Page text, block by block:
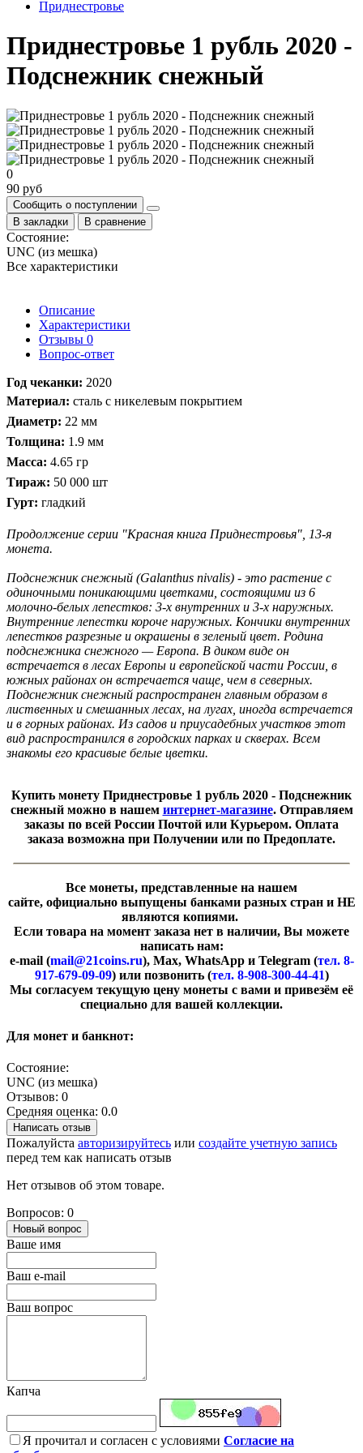
Приднестровье
Приднестровье 1 рубль 2020 -
Подснежник снежный
0
90 руб
Сообщить о поступлении
В закладки
В сравнение
Состояние:
UNC (из мешка)
Все характеристики
Описание
Характеристики
Отзывы 0
Вопрос-ответ
Год чеканки: 2020
Материал: сталь с никелевым покрытием
Диаметр: 22 мм
Толщина: 1.9 мм
Масса: 4.65 гр
Тираж: 50 000 шт
Гурт: гладкий
Продолжение серии "Красная книга Приднестровья", 13-я
монета.
Подснежник снежный (Galanthus nivalis) - это растение с
одиночными поникающими цветками, состоящими из 6
молочно-белых лепестков: 3-х внутренних и 3-х наружных.
Внутренние лепестки короче наружных. Кончики внутренних
лепестков разрезные и окрашены в зеленый цвет. Родина
подснежника снежного — Европа. В диком виде он
встречается в лесах Европы и европейской части России, в
южных районах он встречается чаще, чем в северных.
Подснежник снежный распространен главным образом в
лиственных и смешанных лесах, на лугах, иногда встречается
и в горных районах. Из садов и приусадебных участков этот
вид распространился в городских парках и скверах. Всем
знакомы его красивые белые цветки.
Купить монету Приднестровье 1 рубль 2020 - Подснежник
снежныйможно в нашем интернет-магазине. Отправляем
заказы по всей России Почтой или Курьером. Оплата
заказа возможна при Получении или по Предоплате.
Все монеты, представленные на нашем
сайте, официально выпущены банками разных стран и НЕ
являются копиями.
Если товара на момент заказа нет в наличии, Вы можете
написать нам:
e-mail (mail@21coins.ru), Max, WhatsApp и Telegram (тел. 8-
917-679-09-09) или позвонить (тел. 8-908-300-44-41)
​Мы согласуем текущую цену монеты с вами и привезём её
специально для вашей коллекции.
Для монет и банкнот:
Состояние:
UNC (из мешка)
Отзывов: 0
Средняя оценка: 0.0
Написать отзыв
Пожалуйста авторизируйтесь или создайте учетную запись
перед тем как написать отзыв
Нет отзывов об этом товаре.
Вопросов: 0
Новый вопрос
Ваше имя
Ваш e-mail
Ваш вопрос
Капча
Я прочитал и согласен с условиями Согласие на